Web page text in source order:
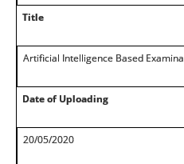
Title
Artificial Intelligence Based
Date of Uploading
20/05/2020